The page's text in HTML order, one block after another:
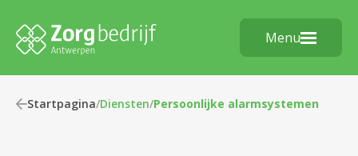
Menu
Startpagina/Diensten/Persoonlijke alarmsystemen